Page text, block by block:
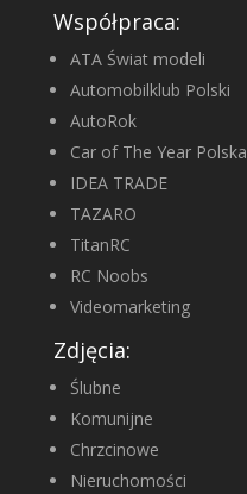
Współpraca:
ATA Świat modeli
Automobilklub Polski
AutoRok
Car of The Year Polska
IDEA TRADE
TAZARO
TitanRC
RC Noobs
Videomarketing
Zdjęcia:
Ślubne
Komunijne
Chrzcinowe
Nieruchomości